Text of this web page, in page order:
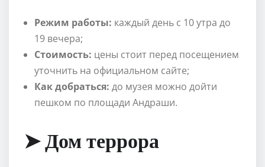
Режим работы: каждый день с 10 утра до
19 вечера;
Стоимость: цены стоит перед посещением
уточнить на официальном сайте;
Как добраться: до музея можно дойти
пешком по площади Андраши.
➤ Дом террора